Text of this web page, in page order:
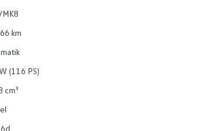
MK8
km
(116 PS)
cm³